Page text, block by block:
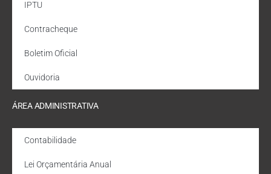
IPTU
Contracheque
Boletim Oficial
Ouvidoria
ÁREA ADMINISTRATIVA
Contabilidade
Lei Orçamentária Anual